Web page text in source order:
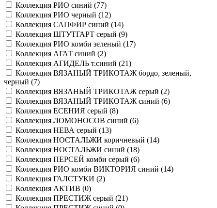
Коллекция РИО синий (77)
Коллекция РИО черный (12)
Коллекция САПФИР синий (14)
Коллекция ШТУТГАРТ серый (9)
Коллекция РИО комби зеленый (17)
Коллекция АГАТ синий (2)
Коллекция АГИДЕЛЬ т.синий (21)
Коллекция ВЯЗАНЫЙ ТРИКОТАЖ бордо, зеленый,
черный (7)
Коллекция ВЯЗАНЫЙ ТРИКОТАЖ серый (2)
Коллекция ВЯЗАНЫЙ ТРИКОТАЖ синий (6)
Коллекция ЕСЕНИЯ серый (8)
Коллекция ЛОМОНОСОВ синий (6)
Коллекция НЕВА серый (13)
Коллекция НОСТАЛЬЖИ коричневый (14)
Коллекция НОСТАЛЬЖИ синий (18)
Коллекция ПЕРСЕЙ комби серый (6)
Коллекция РИО комби ВИКТОРИЯ синий (14)
Коллекция ГАЛСТУКИ (2)
Коллекция АКТИВ (0)
Коллекция ПРЕСТИЖ серый (21)